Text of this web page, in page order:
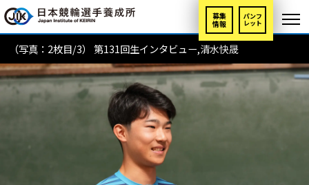
募集
情報
パンフ
レット
（写真：2枚目/3） 第131回生インタビュー,清水快晟